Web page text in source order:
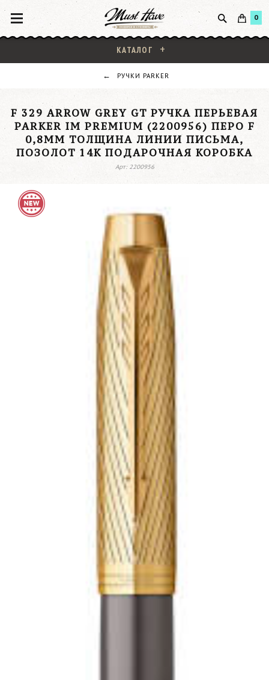
0
КАТАЛОГ
РУЧКИ PARKER
F 329 ARROW GREY GT РУЧКА ПЕРЬЕВАЯ
PARKER IM PREMIUM (2200956) ПЕРО F
0,8ММ ТОЛЩИНА ЛИНИИ ПИСЬМА,
ПОЗОЛОТ 14K ПОДАРОЧНАЯ КОРОБКА
Арт: 2200956